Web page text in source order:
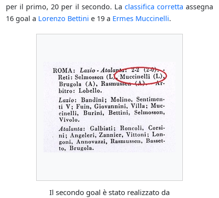
per il primo, 20 per il secondo. La classifica corretta assegna
16 goal a Lorenzo Bettini e 19 a Ermes Muccinelli.
Il secondo goal è stato realizzato da